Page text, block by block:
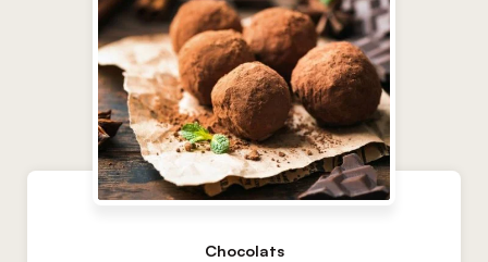
Chocolats